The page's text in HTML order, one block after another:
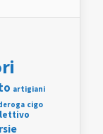
artigiani
cigo